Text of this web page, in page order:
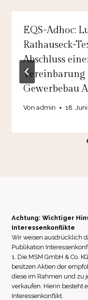
EQS-Adhoc:
Rathauseck-
Abschluss
Vereinbarung
Gewerbebau
Von admin 18.
Achtung: Wichtiger
Interessenkonflikte
Wir weisen ausdrücklich
Publikation
1. Die MSM GmbH & Co.
besitzen Aktien der
diese im Rahmen und zu
verkaufen. Hierin besteht
Interessenkonflikt.